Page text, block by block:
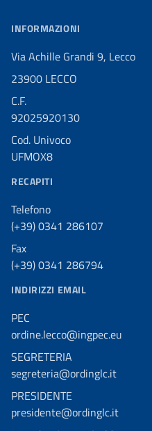
INFORMAZIONI
Via Achille Grandi 9, Lecco
23900 LECCO
C.F.
92025920130
Cod. Univoco
UFMOX8
RECAPITI
Telefono
(+39) 0341 286107
Fax
(+39) 0341 286794
INDIRIZZI EMAIL
PEC
ordine.lecco@ingpec.eu
SEGRETERIA
segreteria@ordinglc.it
PRESIDENTE
presidente@ordinglc.it